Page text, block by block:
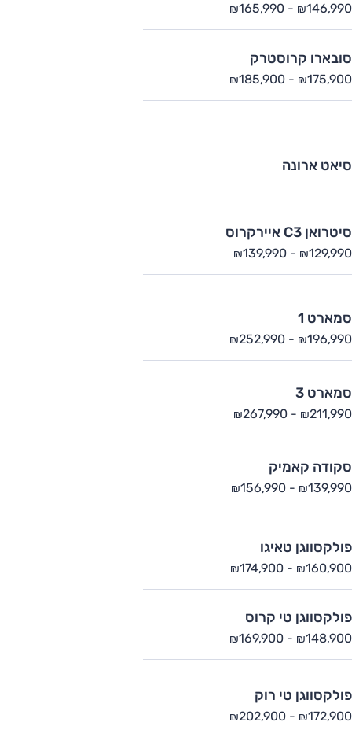
₪146,990
-
₪165,990
סובארו קרוסטרק
₪175,900
-
₪185,900
סיאט ארונה
סיטרואן C3 איירקרוס
₪129,990
-
₪139,990
סמארט 1
₪196,990
-
₪252,990
סמארט 3
₪211,990
-
₪267,990
סקודה קאמיק
₪139,990
-
₪156,990
פולקסווגן טאיגו
₪160,900
-
₪174,900
פולקסווגן טי קרוס
₪148,900
-
₪169,900
פולקסווגן טי רוק
₪172,900
-
₪202,900